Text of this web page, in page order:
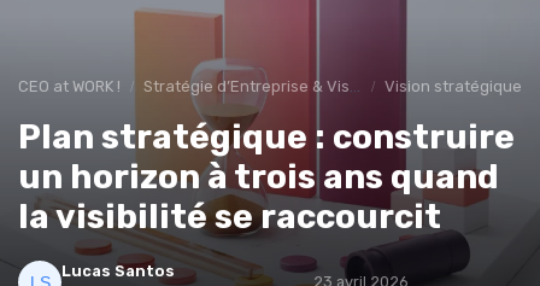
CEO at WORK ! Stratégie d’Entreprise & Vision Vision stratégique
Plan stratégique : construire
un horizon à trois ans quand
la visibilité se raccourcit
Lucas Santos
23 avril 2026